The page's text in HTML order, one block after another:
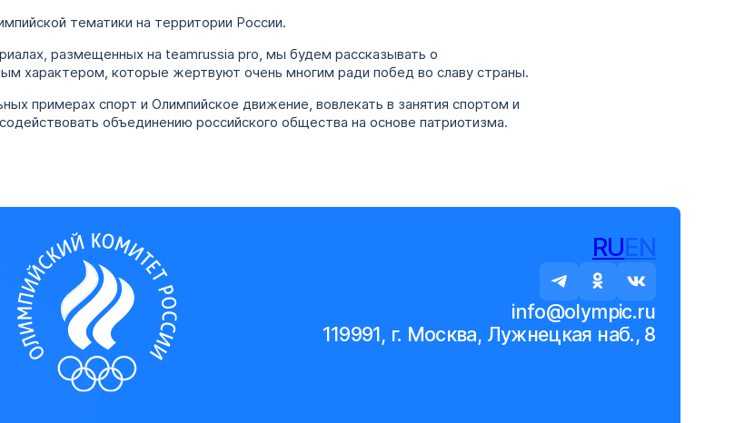
тематики на территории России.
размещенных на teamrussia pro, мы будем рассказывать о
характером, которые жертвуют очень многим ради побед во славу страны.
примерах спорт и Олимпийское движение, вовлекать в занятия спортом и
объединению российского общества на основе патриотизма.
RUEN
info@olympic.ru
119991, г. Москва, Лужнецкая наб., 8